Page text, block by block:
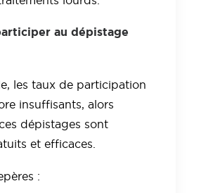
au dépistage
les taux de participation
insuffisants, alors
dépistages sont
et efficaces.
: